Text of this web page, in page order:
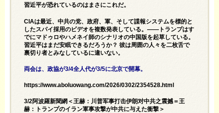
習近平が恐れているのはまさにこれだ。
CIAは最近、中共の党、政府、軍、そして諜報システムを標的と
したスパイ採用のビデオを複数発表している。――トランプはす
でにマドゥロやハメネイ師のシナリオの中国版を起草している。
習近平はまだ安眠できるだろうか？ 彼は周囲の人々を二枚舌で
裏切り者とみなしているに違いない。
両会は、政協が3/4全人代が3/5に北京で開幕。
https://www.aboluowang.com/2026/0302/2354528.html
3/2阿波羅新聞網＜王赫：川普军事打击伊朗对中共之震撼＝王
赫：トランプのイラン軍事攻撃が中共に与えた衝撃＞